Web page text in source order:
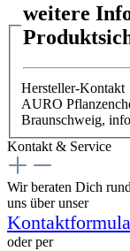
weitere
Hersteller-Kontakt
AURO
Braunschweig,
Kontakt & Service
Wir beraten Dich
uns über unser
oder per